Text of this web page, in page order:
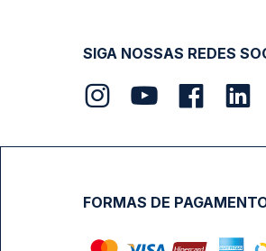
SIGA NOSSAS REDES
FORMAS DE